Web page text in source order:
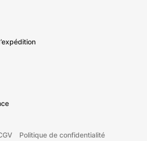
Politique de confidentialité